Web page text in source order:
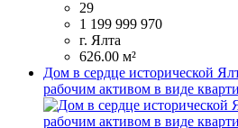
29
1 199 999 970
г. Ялта
626.00 м²
Дом в сердце исторической
рабочим активом в виде